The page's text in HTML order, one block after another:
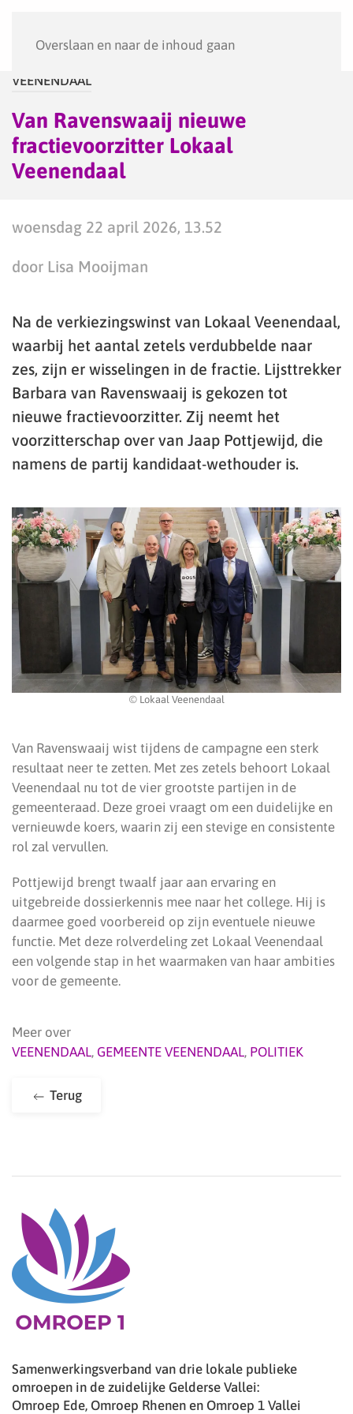
Overslaan en naar de inhoud gaan
VEENENDAAL
Van Ravenswaaij nieuwe
fractievoorzitter Lokaal
Veenendaal
woensdag 22 april 2026, 13.52
door Lisa Mooijman
Na de verkiezingswinst van Lokaal Veenendaal,
waarbij het aantal zetels verdubbelde naar
zes, zijn er wisselingen in de fractie. Lijsttrekker
Barbara van Ravenswaaij is gekozen tot
nieuwe fractievoorzitter. Zij neemt het
voorzitterschap over van Jaap Pottjewijd, die
namens de partij kandidaat-wethouder is.
© Lokaal Veenendaal
Van Ravenswaaij wist tijdens de campagne een sterk
resultaat neer te zetten. Met zes zetels behoort Lokaal
Veenendaal nu tot de vier grootste partijen in de
gemeenteraad. Deze groei vraagt om een duidelijke en
vernieuwde koers, waarin zij een stevige en consistente
rol zal vervullen.
Pottjewijd brengt twaalf jaar aan ervaring en
uitgebreide dossierkennis mee naar het college. Hij is
daarmee goed voorbereid op zijn eventuele nieuwe
functie. Met deze rolverdeling zet Lokaal Veenendaal
een volgende stap in het waarmaken van haar ambities
voor de gemeente.
Meer over
VEENENDAAL, GEMEENTE VEENENDAAL, POLITIEK
Terug
Samenwerkingsverband van drie lokale publieke
omroepen in de zuidelijke Gelderse Vallei:
Omroep Ede, Omroep Rhenen en Omroep 1 Vallei